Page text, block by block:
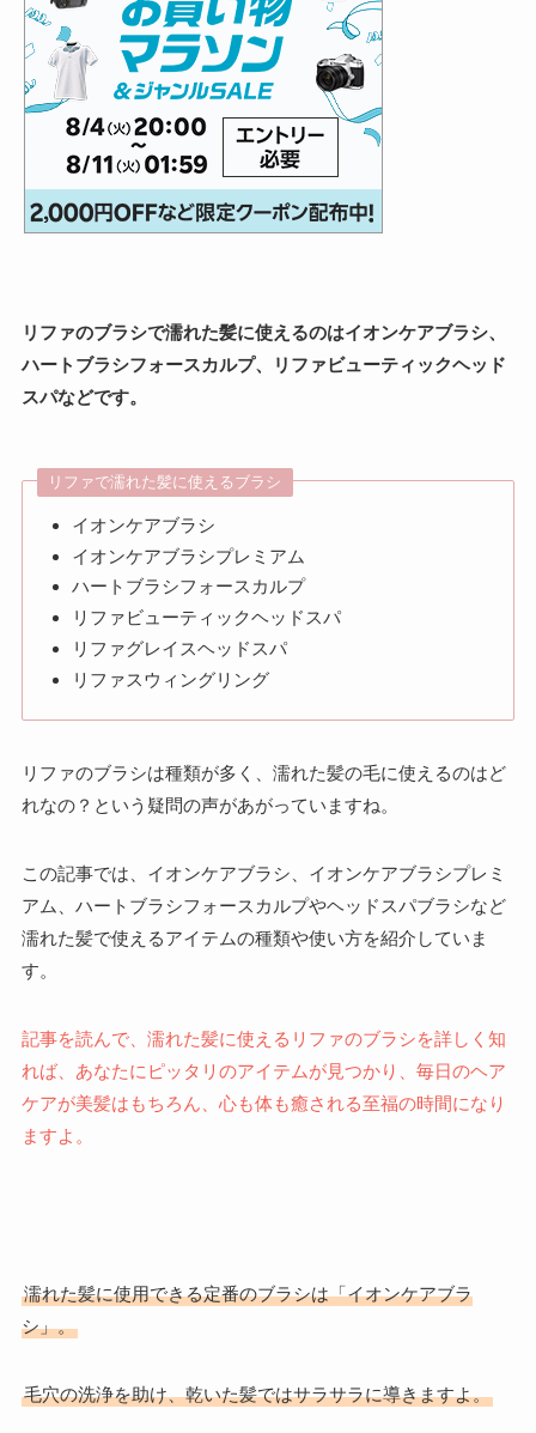
リファのブラシで濡れた髪に使えるのはイオンケアブラシ、
ハートブラシフォースカルプ、リファビューティックヘッド
スパなどです。
リファで濡れた髪に使えるブラシ
イオンケアブラシ
イオンケアブラシプレミアム
ハートブラシフォースカルプ
リファビューティックヘッドスパ
リファグレイスヘッドスパ
リファスウィングリング
リファのブラシは種類が多く、濡れた髪の毛に使えるのはど
れなの？という疑問の声があがっていますね。
この記事では、イオンケアブラシ、イオンケアブラシプレミ
アム、ハートブラシフォースカルプやヘッドスパブラシなど
濡れた髪で使えるアイテムの種類や使い方を紹介していま
す。
記事を読んで、濡れた髪に使えるリファのブラシを詳しく知
れば、あなたにピッタリのアイテムが見つかり、毎日のヘア
ケアが美髪はもちろん、心も体も癒される至福の時間になり
ますよ。
濡れた髪に使用できる定番のブラシは「イオンケアブラ
シ」。
毛穴の洗浄を助け、乾いた髪ではサラサラに導きますよ。